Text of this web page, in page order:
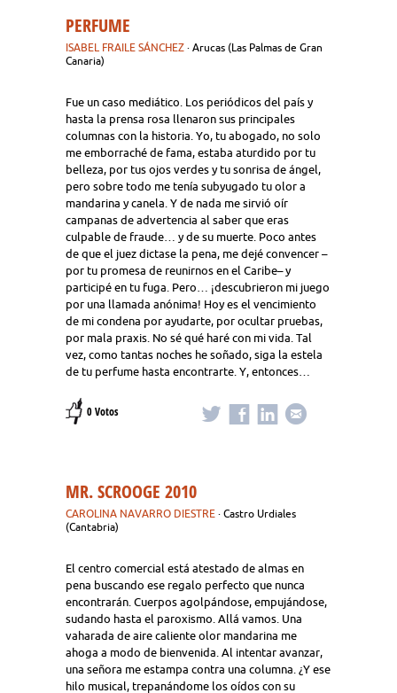
PERFUME
ISABEL FRAILE SÁNCHEZ · Arucas (Las Palmas de Gran
Canaria)
Fue un caso mediático. Los periódicos del país y
hasta la prensa rosa llenaron sus principales
columnas con la historia. Yo, tu abogado, no solo
me emborraché de fama, estaba aturdido por tu
belleza, por tus ojos verdes y tu sonrisa de ángel,
pero sobre todo me tenía subyugado tu olor a
mandarina y canela. Y de nada me sirvió oír
campanas de advertencia al saber que eras
culpable de fraude… y de su muerte. Poco antes
de que el juez dictase la pena, me dejé convencer –
por tu promesa de reunirnos en el Caribe– y
participé en tu fuga. Pero… ¡descubrieron mi juego
por una llamada anónima! Hoy es el vencimiento
de mi condena por ayudarte, por ocultar pruebas,
por mala praxis. No sé qué haré con mi vida. Tal
vez, como tantas noches he soñado, siga la estela
de tu perfume hasta encontrarte. Y, entonces…
0 Votos
MR. SCROOGE 2010
CAROLINA NAVARRO DIESTRE · Castro Urdiales
(Cantabria)
El centro comercial está atestado de almas en
pena buscando ese regalo perfecto que nunca
encontrarán. Cuerpos agolpándose, empujándose,
sudando hasta el paroxismo. Allá vamos. Una
vaharada de aire caliente olor mandarina me
ahoga a modo de bienvenida. Al intentar avanzar,
una señora me estampa contra una columna. ¿Y ese
hilo musical, trepanándome los oídos con su